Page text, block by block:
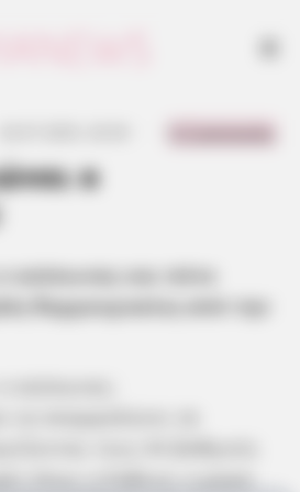
ο
θερμοκρασίες από την
όπως η Εύβοια, η χώρα